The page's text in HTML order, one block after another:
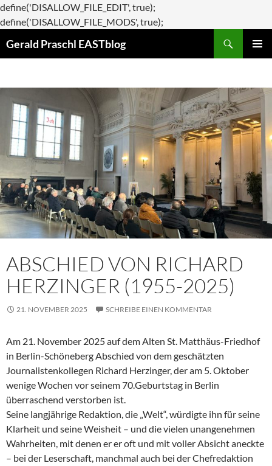
define('DISALLOW_FILE_EDIT', true);
define('DISALLOW_FILE_MODS', true);
Gerald Praschl EASTblog
ABSCHIED VON RICHARD
HERZINGER (1955-2025)
21. NOVEMBER 2025 SCHREIBE EINEN KOMMENTAR
Am 21. November 2025 auf dem Alten St. Matthäus-Friedhof
in Berlin-Schöneberg Abschied von dem geschätzten
Journalistenkollegen Richard Herzinger, der am 5. Oktober
wenige Wochen vor seinem 70.Geburtstag in Berlin
überraschend verstorben ist.
Seine langjährige Redaktion, die „Welt“, würdigte ihn für seine
Klarheit und seine Weisheit – und die vielen unangenehmen
Wahrheiten, mit denen er er oft und mit voller Absicht aneckte
– bei der Leserschaft, manchmal auch bei der Chefredaktion